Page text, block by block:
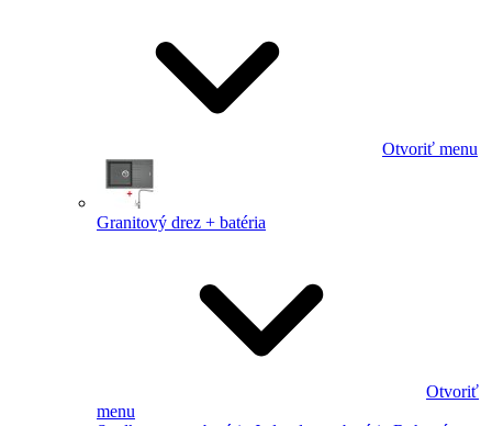
Otvoriť menu
Granitový drez + batéria
Otvoriť
menu